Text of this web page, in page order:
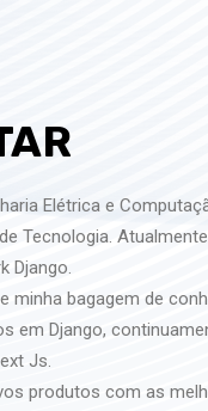
Elétrica e
Tecnologia.
Django.
minha bagagem de
em Django,
Js.
produtos com as